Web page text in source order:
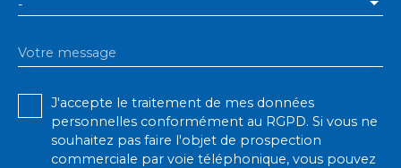
-
Votre message
J'accepte le traitement de mes données
personnelles conformément au RGPD. Si vous ne
souhaitez pas faire l'objet de prospection
commerciale par voie téléphonique, vous pouvez